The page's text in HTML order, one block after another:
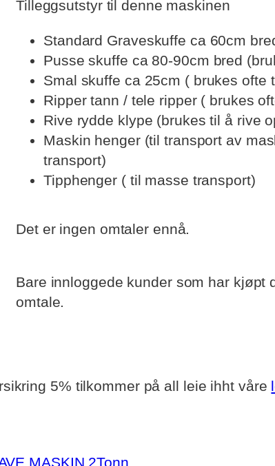
Tilleggsutstyr til denne maskinen
Standard Graveskuffe ca 60cm
Pusse skuffe ca 80-90cm bred
Smal skuffe ca 25cm ( brukes ofte
Ripper tann / tele ripper ( brukes
Rive rydde klype (brukes til å rive
Maskin henger (til transport av
transport)
Tipphenger ( til masse transport)
Det er ingen omtaler ennå.
Bare innloggede kunder som har kjøpt
omtale.
5% tilkommer på all leie ihht våre